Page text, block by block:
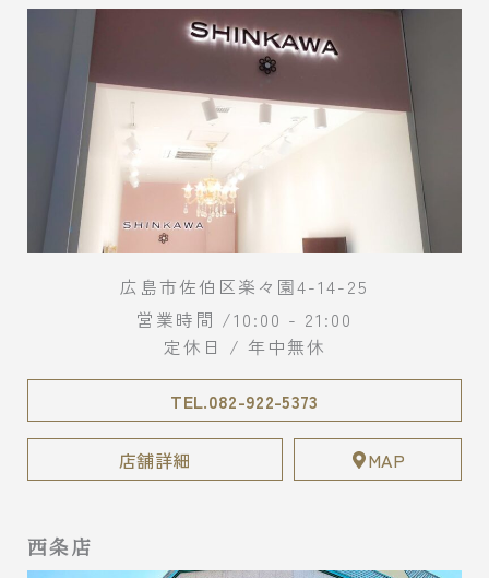
広島市佐伯区楽々園4-14-25
営業時間 /10:00 - 21:00
定休日 / 年中無休
TEL.082-922-5373
店舗詳細 MAP
西条店